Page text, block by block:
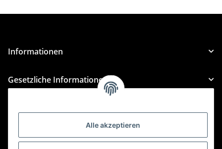
Alle akzeptieren
Informationen
Gesetzliche Informationen
Für Custom Anfragen und Custom Bestellungen auch